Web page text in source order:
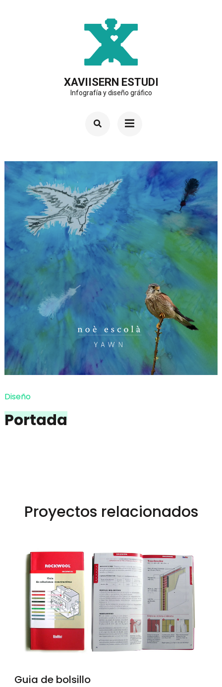
XAVIISERN ESTUDI
Infografía y diseño gráfico
Diseño
Portada
Proyectos relacionados
Guia de bolsillo